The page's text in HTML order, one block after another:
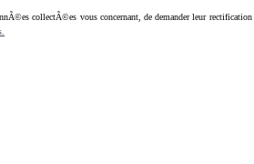
collectÃ©es vous concernant, de demander leur